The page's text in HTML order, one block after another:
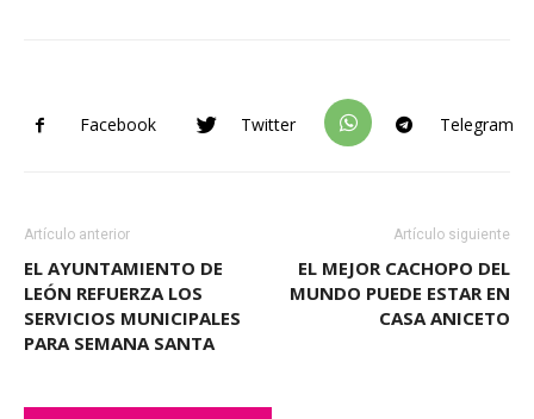
Facebook Twitter Telegram
Artículo anterior
EL AYUNTAMIENTO DE
LEÓN REFUERZA LOS
SERVICIOS MUNICIPALES
PARA SEMANA SANTA
Artículo siguiente
EL MEJOR CACHOPO DEL
MUNDO PUEDE ESTAR EN
CASA ANICETO